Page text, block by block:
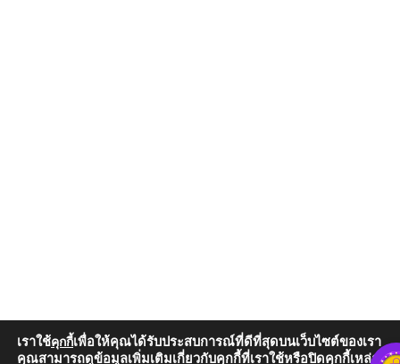
เราใช้คุกกี้เพื่อให้คุณได้รับประสบการณ์ที่ดีที่สุดบนเว็บไซต์ของเรา
คุณสามารถดูข้อมูลเพิ่มเติมเกี่ยวกับคุกกี้ที่เราใช้หรือปิดคุกกี้เหล่านั้น